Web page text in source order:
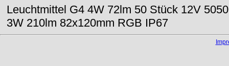
Leuchtmittel G4 4W 72lm 50 Stück 12V
3W 210lm 82x120mm RGB IP67